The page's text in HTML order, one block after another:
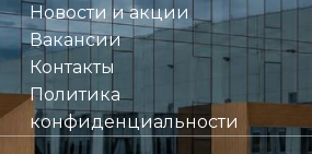
Новости и акции
Вакансии
Контакты
Политика
конфиденциальности